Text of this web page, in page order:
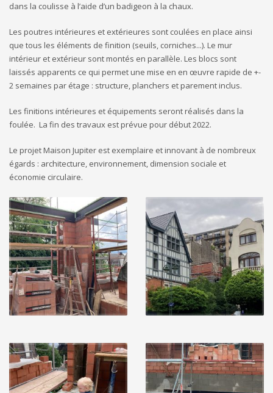
dans la coulisse à l’aide d’un badigeon à la chaux.
Les poutres intérieures et extérieures sont coulées en place ainsi
que tous les éléments de finition (seuils, corniches...). Le mur
intérieur et extérieur sont montés en parallèle. Les blocs sont
laissés apparents ce qui permet une mise en en œuvre rapide de +-
2 semaines par étage : structure, planchers et parement inclus.
Les finitions intérieures et équipements seront réalisés dans la
foulée. La fin des travaux est prévue pour début 2022.
Le projet Maison Jupiter est exemplaire et innovant à de nombreux
égards : architecture, environnement, dimension sociale et
économie circulaire.